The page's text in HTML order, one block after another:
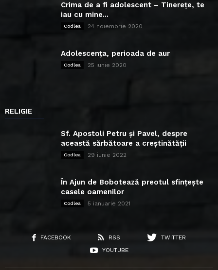
Crima de a fi adolescent – Tinerețe, te
iau cu mine...
Codlea 24 noiembrie 2020
Adolescența, perioada de aur
Codlea 25 iunie 2020
RELIGIE
Sf. Apostoli Petru și Pavel, despre
această sărbătoare a creștinătății
Codlea 29 iunie 2022
În Ajun de Bobotează preotul sfințește
casele oamenilor
Codlea 5 ianuarie 2021
FACEBOOK RSS
TWITTER
YOUTUBE